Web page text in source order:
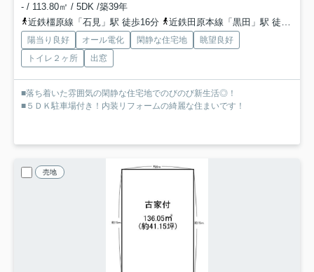
- / 113.80㎡ / 5DK /築39年
近鉄橿原線「石見」駅 徒歩16分
近鉄田原本線「黒田」駅 徒歩17分
陽当り良好 オール電化 閑静な住宅地
眺望良好
トイレ２ヶ所
出窓
■落ち着いた雰囲気の閑静な住宅地でのびのび新生活◎！
■５ＤＫ駐車場付き！内装リフォームの綺麗な住まいです！
売地